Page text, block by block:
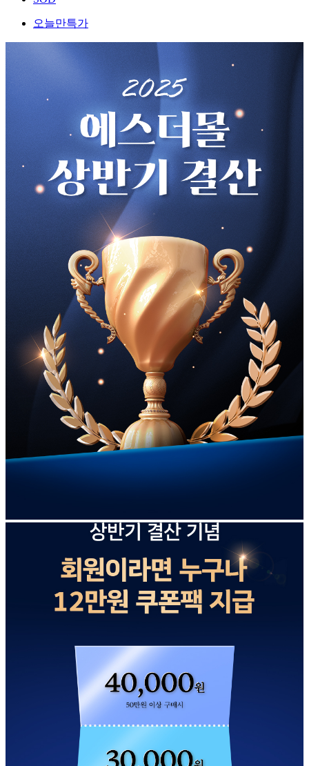
오늘만특가